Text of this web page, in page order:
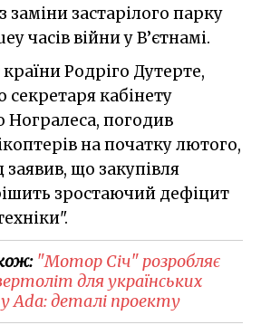
заміни застарілого парку
часів війни у В’єтнамі.
Родріго Дутерте,
секретаря кабінету
Ногралеса, погодив
на початку лютого,
що закупівля
зростаючий дефіцит
​"Мотор Січ" розробляє
для українських
Ada: деталі проекту